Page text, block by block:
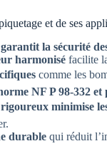
et de ses
la sécurité
harmonisé facilite
comme les
NF P 98-332
minimise
durable qui réduit